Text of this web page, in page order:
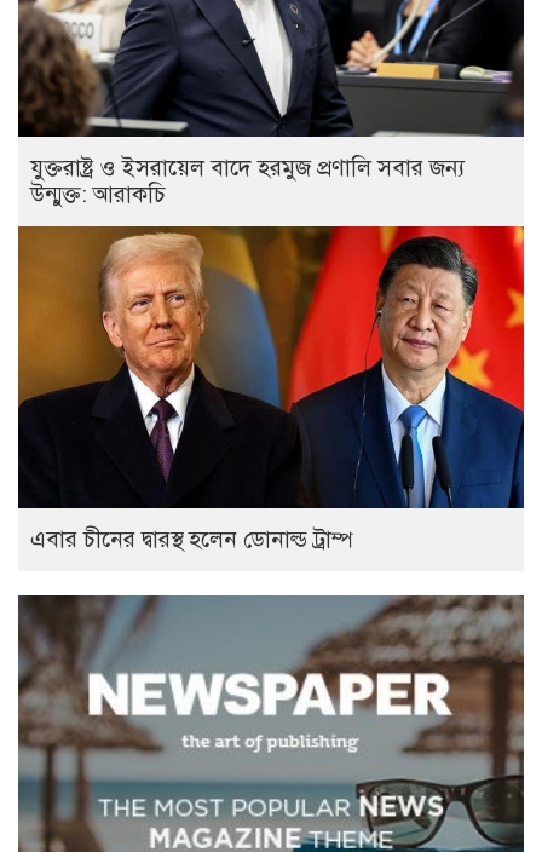
যুক্তরাষ্ট্র ও ইসরায়েল বাদে হরমুজ প্রণালি সবার জন্য
উন্মুক্ত: আরাকচি
এবার চীনের দ্বারস্থ হলেন ডোনাল্ড ট্রাম্প